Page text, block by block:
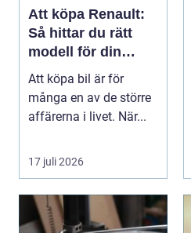
Att köpa Renault:
Så hittar du rätt
modell för din
vardag
Att köpa bil är för
många en av de större
affärerna i livet. När...
17 juli 2026